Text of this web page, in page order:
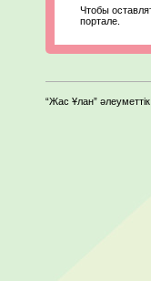
Чтобы
портале.
“Жас Ұлан” әлеуметтік